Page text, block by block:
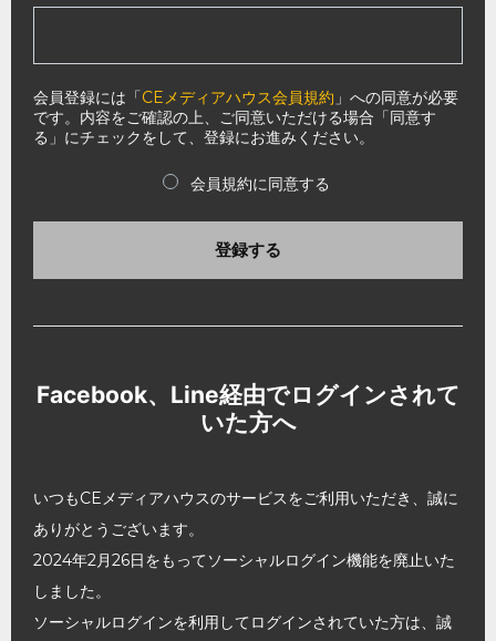
会員登録には「CEメディアハウス会員規約 」への同意が必要
です。内容をご確認の上、ご同意いただける場合「同意す
る」にチェックをして、登録にお進みください。
会員規約に同意する
登録する
Facebook、Line経由でログインされて
いた方へ
いつもCEメディアハウスのサービスをご利用いただき、誠に
ありがとうございます。
2024年2月26日をもってソーシャルログイン機能を廃止いた
しました。
ソーシャルログインを利用してログインされていた方は、誠